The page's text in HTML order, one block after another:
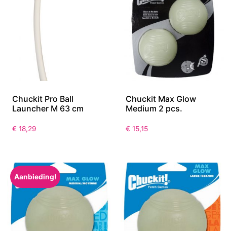
Chuckit Pro Ball
Launcher M 63 cm
€ 18,29
Chuckit Max Glow
Medium 2 pcs.
€ 15,15
Aanbieding!